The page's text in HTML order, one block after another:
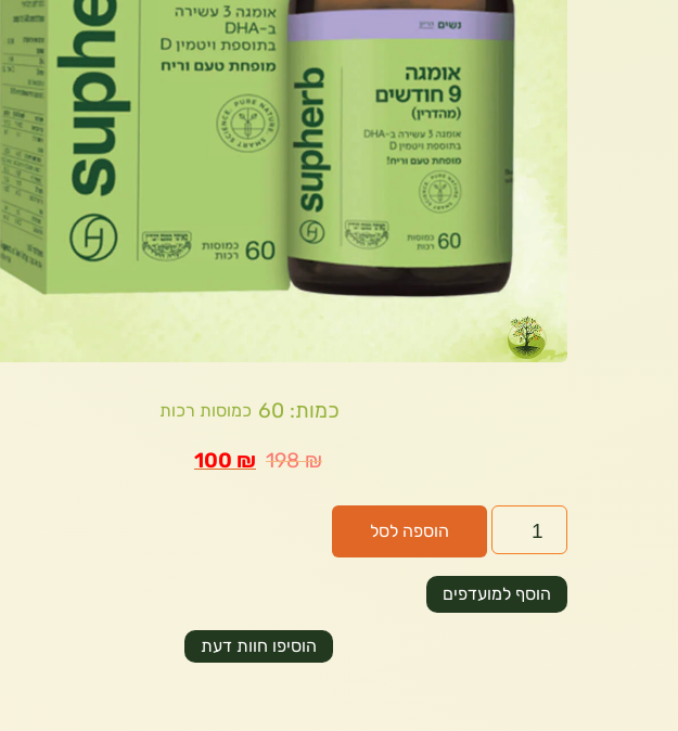
כמות: 60 כמוסות רכות
198₪
100 ₪
הוספה לסל
הוסיפו חוות דעת
הוסף למועדפים